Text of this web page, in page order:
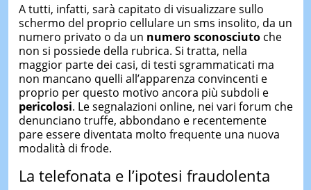
A tutti, infatti, sarà capitato di visualizzare sullo
schermo del proprio cellulare un sms insolito, da un
numero privato o da un numero sconosciutoche
non si possiede della rubrica. Si tratta, nella
maggior parte dei casi, di testi sgrammaticati ma
non mancano quelli all’apparenza convincenti e
proprio per questo motivo ancora più subdoli e
pericolosi. Le segnalazioni online, nei vari forum che
denunciano truffe, abbondano e recentemente
pare essere diventata molto frequente una nuova
modalità di frode.
La telefonata e l’ipotesi fraudolenta